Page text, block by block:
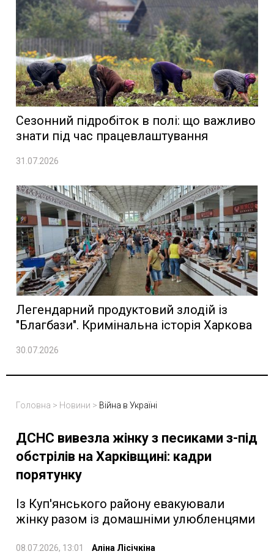
Сезонний підробіток в полі: що важливо
знати під час працевлаштування
31.07.2026
Легендарний продуктовий злодій із
"Благбази". Кримінальна історія Харкова
30.07.2026
Головна > Новини > Війна в Україні
ДСНС вивезла жінку з песиками з-під
обстрілів на Харківщині: кадри
порятунку
Із Куп'янського району евакуювали
жінку разом із домашніми улюбленцями
08.07.2026, 13:01 Аліна Лісічкіна